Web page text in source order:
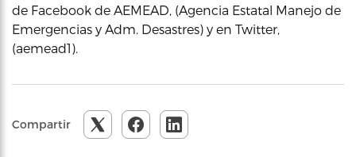
de Facebook de AEMEAD, (Agencia Estatal Manejo de
Emergencias y Adm. Desastres) y en Twitter,
(aemead1).
Compartir